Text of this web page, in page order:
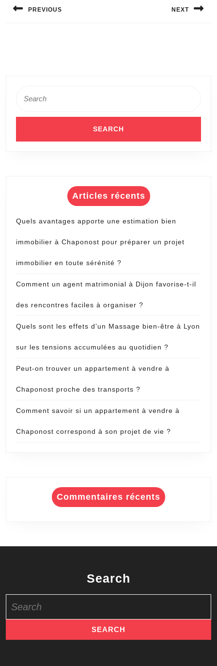
de
PREVIOUS NEXT
for:
Articles récents
Quels avantages apporte une estimation bien
immobilier à Chaponost pour préparer un projet
immobilier en toute sérénité ?
Comment un agent matrimonial à Dijon favorise-t-il
des rencontres faciles à organiser ?
Quels sont les effets d’un Massage bien-être à Lyon
sur les tensions accumulées au quotidien ?
Peut-on trouver un appartement à vendre à
Chaponost proche des transports ?
Comment savoir si un appartement à vendre à
Chaponost correspond à son projet de vie ?
Commentaires récents
Search
for: